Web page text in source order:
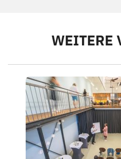
WEITERE